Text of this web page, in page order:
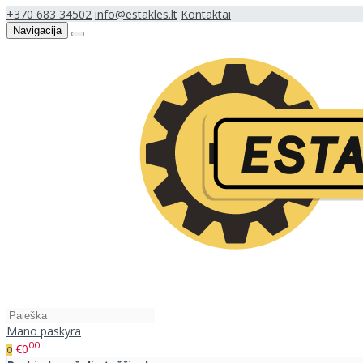
+370 683 34502 info@estakles.lt Kontaktai
Navigacija
Mano paskyra
0 €000